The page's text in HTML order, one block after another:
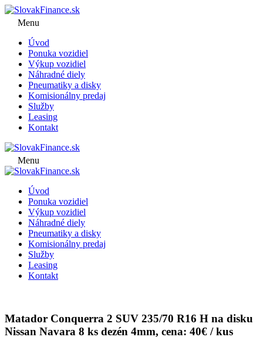
Menu
Úvod
Ponuka vozidiel
Výkup vozidiel
Náhradné diely
Pneumatiky a disky
Komisionálny predaj
Služby
Leasing
Kontakt
Menu
Úvod
Ponuka vozidiel
Výkup vozidiel
Náhradné diely
Pneumatiky a disky
Komisionálny predaj
Služby
Leasing
Kontakt
Matador Conquerra 2 SUV 235/70 R16 H na disku
Nissan Navara 8 ks dezén 4mm, cena: 40€ / kus